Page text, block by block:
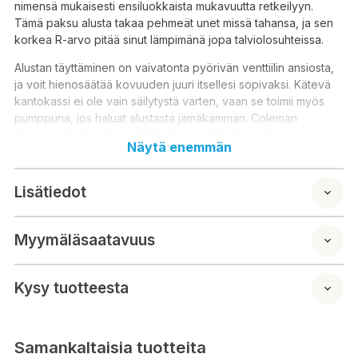
nimensä mukaisesti ensiluokkaista mukavuutta retkeilyyn.
Tämä paksu alusta takaa pehmeät unet missä tahansa, ja sen
korkea R-arvo pitää sinut lämpimänä jopa talviolosuhteissa.
Alustan täyttäminen on vaivatonta pyörivän venttiilin ansiosta,
ja voit hienosäätää kovuuden juuri itsellesi sopivaksi. Kätevä
kantokassi ei ole vain säilytystä varten, vaan se toimii myös
pumppuna, jos haluat alustasta jämäkämmän. Coleman
retkivuoteidenkin päälle.
Mitat: 200 x 68 cm
Paino: 3,87 kg
Näytä enemmän
Lisätiedot
Myymäläsaatavuus
Kysy tuotteesta
Samankaltaisia tuotteita